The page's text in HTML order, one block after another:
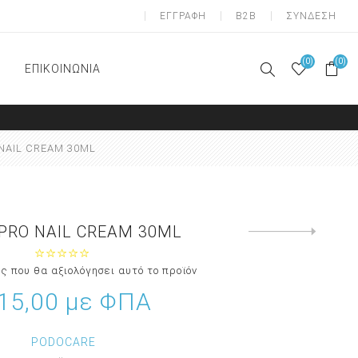
ΕΓΓΡΑΦΗ B2B ΣΥΝΔΕΣΗ
ΠΟΔΟΛΟΓΙΑ
έτοιμα ( gel)
Αναλώσιμα υλικά
Επιθέματα αποφόρτισης
Σιλικόνες κατασκευής
ατομικών επιθεμάτων
ΕΠΙΚΟΙΝΩΝΙΑ
(0) (0)
CREAM 30ML
NAIL CREAM 30ML
που θα αξιολόγησει αυτό το προϊόν
με ΦΠΑ
PODOCARE